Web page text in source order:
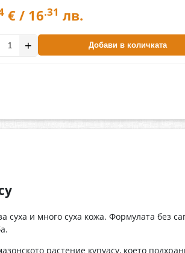
€ / 16.31 лв.
+ Добави в количката
и много суха кожа. Формулата без
растение купуасу, което